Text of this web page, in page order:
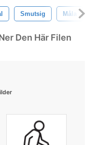
Smutsig Måla
Den Här Filen